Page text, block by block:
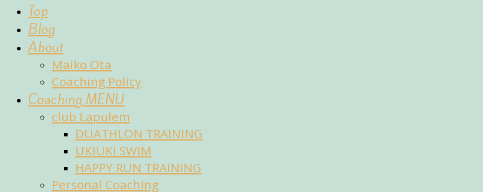
Top
Blog
About
Maiko Ota
Coaching Policy
Coaching MENU
club Lapulem
DUATHLON TRAINING
UKIUKI SWIM
HAPPY RUN TRAINING
Personal Coaching